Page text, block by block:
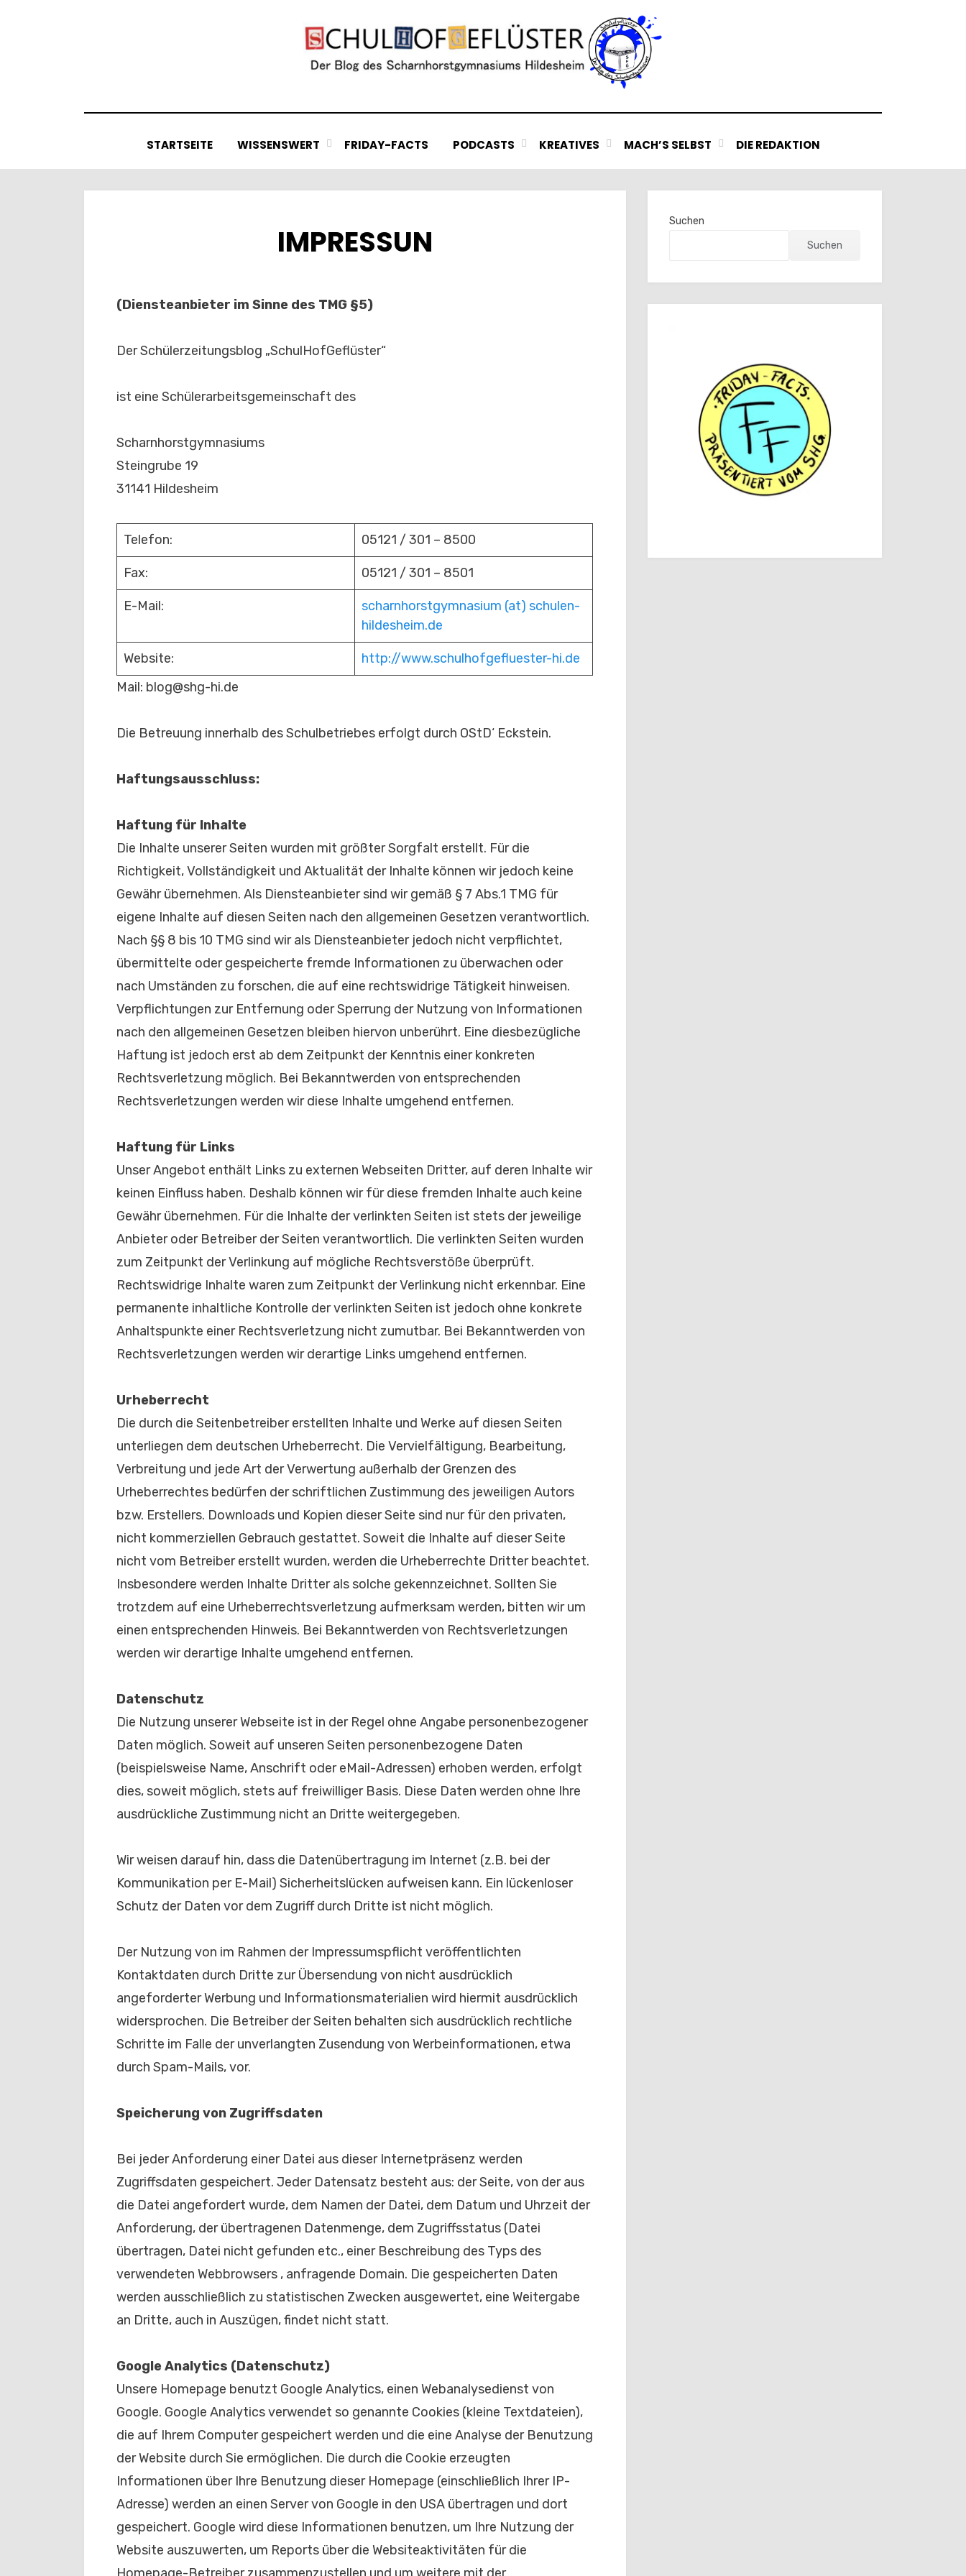
STARTSEITE WISSENSWERT FRIDAY-FACTS PODCASTS KREATIVES MACH’S SELBST DIE REDAKTION
IMPRESSUN
(Diensteanbieter im Sinne des TMG §5)
Der Schülerzeitungsblog „SchulHofGeflüster“
ist eine Schülerarbeitsgemeinschaft des
Scharnhorstgymnasiums
Steingrube 19
31141 Hildesheim
Telefon: 05121 / 301 – 8500
Fax: 05121 / 301 – 8501
E-Mail:
scharnhorstgymnasium (at) schulen-
hildesheim.de
Website:
http://www.schulhofgefluester-hi.de
Mail: blog@shg-hi.de
Die Betreuung innerhalb des Schulbetriebes erfolgt durch OStD‘ Eckstein.
Haftungsausschluss:
Haftung für Inhalte
Die Inhalte unserer Seiten wurden mit größter Sorgfalt erstellt. Für die
Richtigkeit, Vollständigkeit und Aktualität der Inhalte können wir jedoch keine
Gewähr übernehmen. Als Diensteanbieter sind wir gemäß § 7 Abs.1 TMG für
eigene Inhalte auf diesen Seiten nach den allgemeinen Gesetzen verantwortlich.
Nach §§ 8 bis 10 TMG sind wir als Diensteanbieter jedoch nicht verpflichtet,
übermittelte oder gespeicherte fremde Informationen zu überwachen oder
nach Umständen zu forschen, die auf eine rechtswidrige Tätigkeit hinweisen.
Verpflichtungen zur Entfernung oder Sperrung der Nutzung von Informationen
nach den allgemeinen Gesetzen bleiben hiervon unberührt. Eine diesbezügliche
Haftung ist jedoch erst ab dem Zeitpunkt der Kenntnis einer konkreten
Rechtsverletzung möglich. Bei Bekanntwerden von entsprechenden
Rechtsverletzungen werden wir diese Inhalte umgehend entfernen.
Haftung für Links
Unser Angebot enthält Links zu externen Webseiten Dritter, auf deren Inhalte wir
keinen Einfluss haben. Deshalb können wir für diese fremden Inhalte auch keine
Gewähr übernehmen. Für die Inhalte der verlinkten Seiten ist stets der jeweilige
Anbieter oder Betreiber der Seiten verantwortlich. Die verlinkten Seiten wurden
zum Zeitpunkt der Verlinkung auf mögliche Rechtsverstöße überprüft.
Rechtswidrige Inhalte waren zum Zeitpunkt der Verlinkung nicht erkennbar. Eine
permanente inhaltliche Kontrolle der verlinkten Seiten ist jedoch ohne konkrete
Anhaltspunkte einer Rechtsverletzung nicht zumutbar. Bei Bekanntwerden von
Rechtsverletzungen werden wir derartige Links umgehend entfernen.
Urheberrecht
Die durch die Seitenbetreiber erstellten Inhalte und Werke auf diesen Seiten
unterliegen dem deutschen Urheberrecht. Die Vervielfältigung, Bearbeitung,
Verbreitung und jede Art der Verwertung außerhalb der Grenzen des
Urheberrechtes bedürfen der schriftlichen Zustimmung des jeweiligen Autors
bzw. Erstellers. Downloads und Kopien dieser Seite sind nur für den privaten,
nicht kommerziellen Gebrauch gestattet. Soweit die Inhalte auf dieser Seite
nicht vom Betreiber erstellt wurden, werden die Urheberrechte Dritter beachtet.
Insbesondere werden Inhalte Dritter als solche gekennzeichnet. Sollten Sie
trotzdem auf eine Urheberrechtsverletzung aufmerksam werden, bitten wir um
einen entsprechenden Hinweis. Bei Bekanntwerden von Rechtsverletzungen
werden wir derartige Inhalte umgehend entfernen.
Datenschutz
Die Nutzung unserer Webseite ist in der Regel ohne Angabe personenbezogener
Daten möglich. Soweit auf unseren Seiten personenbezogene Daten
(beispielsweise Name, Anschrift oder eMail-Adressen) erhoben werden, erfolgt
dies, soweit möglich, stets auf freiwilliger Basis. Diese Daten werden ohne Ihre
ausdrückliche Zustimmung nicht an Dritte weitergegeben.
Wir weisen darauf hin, dass die Datenübertragung im Internet (z.B. bei der
Kommunikation per E-Mail) Sicherheitslücken aufweisen kann. Ein lückenloser
Schutz der Daten vor dem Zugriff durch Dritte ist nicht möglich.
Der Nutzung von im Rahmen der Impressumspflicht veröffentlichten
Kontaktdaten durch Dritte zur Übersendung von nicht ausdrücklich
angeforderter Werbung und Informationsmaterialien wird hiermit ausdrücklich
widersprochen. Die Betreiber der Seiten behalten sich ausdrücklich rechtliche
Schritte im Falle der unverlangten Zusendung von Werbeinformationen, etwa
durch Spam-Mails, vor.
Speicherung von Zugriffsdaten
Bei jeder Anforderung einer Datei aus dieser Internetpräsenz werden
Zugriffsdaten gespeichert. Jeder Datensatz besteht aus: der Seite, von der aus
die Datei angefordert wurde, dem Namen der Datei, dem Datum und Uhrzeit der
Anforderung, der übertragenen Datenmenge, dem Zugriffsstatus (Datei
übertragen, Datei nicht gefunden etc., einer Beschreibung des Typs des
verwendeten Webbrowsers , anfragende Domain. Die gespeicherten Daten
werden ausschließlich zu statistischen Zwecken ausgewertet, eine Weitergabe
an Dritte, auch in Auszügen, findet nicht statt.
Google Analytics (Datenschutz)
Unsere Homepage benutzt Google Analytics, einen Webanalysedienst von
Google. Google Analytics verwendet so genannte Cookies (kleine Textdateien),
die auf Ihrem Computer gespeichert werden und die eine Analyse der Benutzung
der Website durch Sie ermöglichen. Die durch die Cookie erzeugten
Informationen über Ihre Benutzung dieser Homepage (einschließlich Ihrer IP-
Adresse) werden an einen Server von Google in den USA übertragen und dort
gespeichert. Google wird diese Informationen benutzen, um Ihre Nutzung der
Website auszuwerten, um Reports über die Websiteaktivitäten für die
Suchen
Suchen